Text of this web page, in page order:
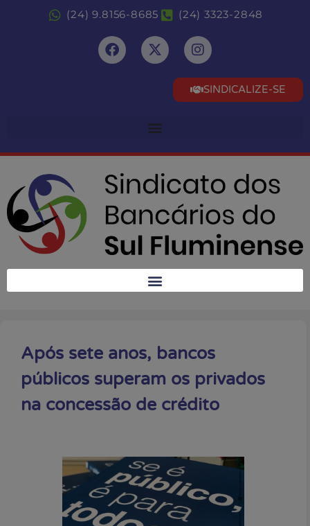
(24) 9.8156-8685 (24) 3323-2848
SINDICALIZE-SE
Após sete anos, bancos
públicos superam os privados
na concessão de crédito